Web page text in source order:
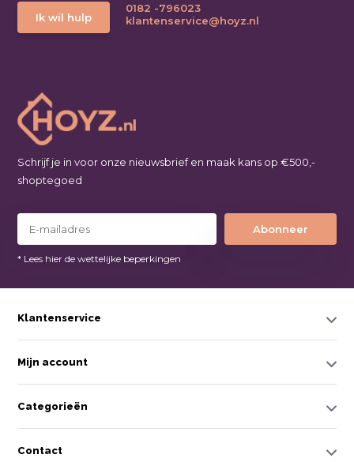
Ik wil hulp
0182 -796023
klantenservice@hoyz.nl
Schrijf je in voor onze nieuwsbrief en maak kans op €500,-
shoptegoed
Abonneer
* Lees hier de wettelijke beperkingen
Klantenservice
Mijn account
Categorieën
Contact